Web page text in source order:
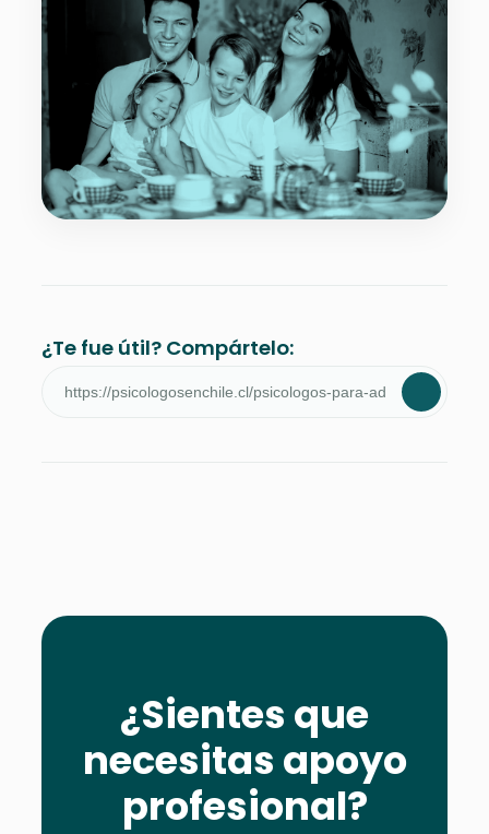
¿Te fue útil? Compártelo:
¿Sientes que
necesitas apoyo
profesional?